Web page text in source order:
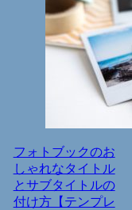
フォトブックのお
しゃれなタイトル
とサブタイトルの
付け方【テンプレ